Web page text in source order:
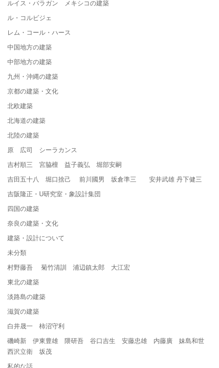
ルイス・バラガン メキシコの建築
ル・コルビジェ
レム・コール・ハース
中国地方の建築
中部地方の建築
九州・沖縄の建築
京都の建築・文化
北欧建築
北海道の建築
北陸の建築
原 広司 シーラカンス
吉村順三 宮脇檀 益子義弘 堀部安嗣
吉田五十八 堀口捨己 前川國男 坂倉準三 安井武雄 丹下健三
吉阪隆正・U研究室・象設計集団
四国の建築
奈良の建築・文化
建築・設計について
未分類
村野藤吾 菊竹清訓 浦辺鎮太郎 大江宏
東北の建築
淡路島の建築
滋賀の建築
白井晟一 柿沼守利
磯崎新 伊東豊雄 隈研吾 谷口吉生 安藤忠雄 内藤廣 妹島和世
西沢立衛 坂茂
私的な話